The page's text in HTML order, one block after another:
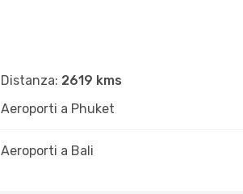
Distanza: 2619 kms
Aeroporti a Phuket
Aeroporti a Bali